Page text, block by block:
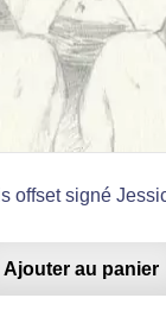
offset signé
Ajouter au panier